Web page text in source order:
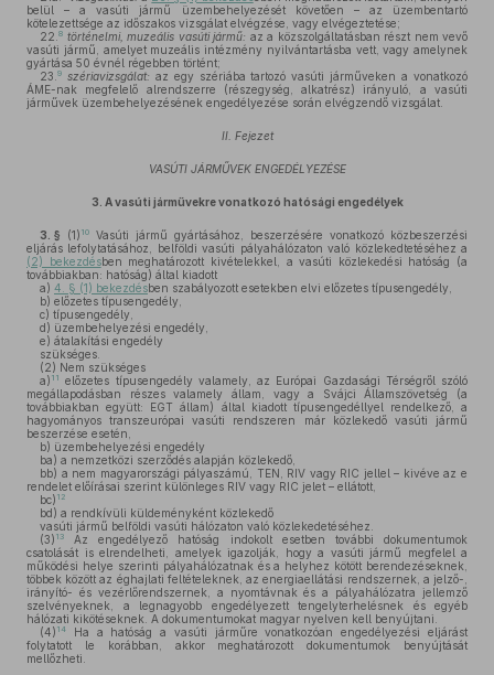
belül – a vasúti jármű üzembehelyezését követően – az üzembentartó
kötelezettsége az időszakos vizsgálat elvégzése, vagy elvégeztetése;
22. 8 történelmi, muzeális vasúti jármű: az a közszolgáltatásban részt nem vevő
vasúti jármű, amelyet muzeális intézmény nyilvántartásba vett, vagy amelynek
gyártása 50 évnél régebben történt;
23. 9 szériavizsgálat: az egy szériába tartozó vasúti járműveken a vonatkozó
ÁME-nak megfelelő alrendszerre (részegység, alkatrész) irányuló, a vasúti
járművek üzembehelyezésének engedélyezése során elvégzendő vizsgálat.
II. Fejezet
VASÚTI JÁRMŰVEK ENGEDÉLYEZÉSE
3. A vasúti járművekre vonatkozó hatósági engedélyek
3. § (1) 10
Vasúti jármű gyártásához, beszerzésére vonatkozó közbeszerzési
eljárás lefolytatásához, belföldi vasúti pályahálózaton való közlekedtetéséhez a
(2) bekezdésben meghatározott kivételekkel, a vasúti közlekedési hatóság (a
továbbiakban: hatóság) által kiadott
a) 4. § (1) bekezdésben szabályozott esetekben elvi előzetes típusengedély,
b) előzetes típusengedély,
c) típusengedély,
d) üzembehelyezési engedély,
e) átalakítási engedély
szükséges.
(2) Nem szükséges
a) 11
előzetes típusengedély valamely, az Európai Gazdasági Térségről szóló
megállapodásban részes valamely állam, vagy a Svájci Államszövetség (a
továbbiakban együtt: EGT állam) által kiadott típusengedéllyel rendelkező, a
hagyományos transzeurópai vasúti rendszeren már közlekedő vasúti jármű
beszerzése esetén,
b) üzembehelyezési engedély
ba) a nemzetközi szerződés alapján közlekedő,
bb) a nem magyarországi pályaszámú, TEN, RIV vagy RIC jellel – kivéve az e
rendelet előírásai szerint különleges RIV vagy RIC jelet – ellátott,
bc) 12
bd) a rendkívüli küldeményként közlekedő
vasúti jármű belföldi vasúti hálózaton való közlekedetéséhez.
(3) 13
Az engedélyező hatóság indokolt esetben további dokumentumok
csatolását is elrendelheti, amelyek igazolják, hogy a vasúti jármű megfelel a
működési helye szerinti pályahálózatnak és a helyhez kötött berendezéseknek,
többek között az éghajlati feltételeknek, az energiaellátási rendszernek, a jelző-,
irányító- és vezérlőrendszernek, a nyomtávnak és a pályahálózatra jellemző
szelvényeknek, a legnagyobb engedélyezett tengelyterhelésnek és egyéb
hálózati kikötéseknek. A dokumentumokat magyar nyelven kell benyújtani.
(4) 14
Ha a hatóság a vasúti járműre vonatkozóan engedélyezési eljárást
folytatott le korábban, akkor meghatározott dokumentumok benyújtását
mellőzheti.